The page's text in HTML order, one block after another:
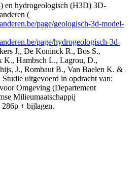
en hydrogeologisch (H3D) 3D-
(
page/geologisch-3d-model-
page/hydrogeologisch-3d-
J., De Koninck R., Bos S.,
K., Hambsch L., Lagrou, D.,
J., Rombaut B., Van Baelen K. &
uitgevoerd in opdracht van:
Omgeving (Departement
Milieumaatschappij
+ bijlagen.